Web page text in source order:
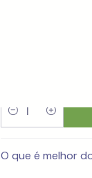
DUO
Quantidade
O que é melhor